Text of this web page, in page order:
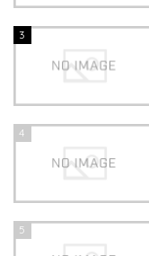
3
4
5